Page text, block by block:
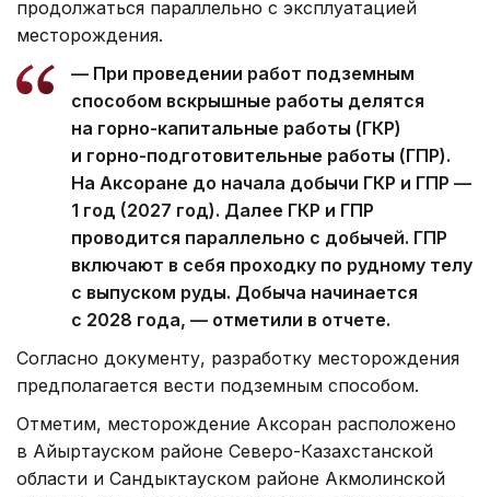
продолжаться параллельно с эксплуатацией
месторождения.
— При проведении работ подземным
способом вскрышные работы делятся
на горно-капитальные работы (ГКР)
и горно-подготовительные работы (ГПР).
На Аксоране до начала добычи ГКР и ГПР —
1 год (2027 год). Далее ГКР и ГПР
проводится параллельно с добычей. ГПР
включают в себя проходку по рудному телу
с выпуском руды. Добыча начинается
с 2028 года, — отметили в отчете.
Согласно документу, разработку месторождения
предполагается вести подземным способом.
Отметим, месторождение Аксоран расположено
в Айыртауском районе Северо-Казахстанской
области и Сандыктауском районе Акмолинской